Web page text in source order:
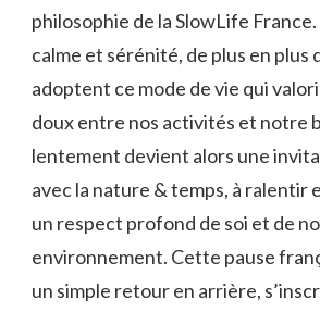
philosophie de la SlowLife
calme et sérénité, de plus en plus
adoptent ce mode de vie qui
doux entre nos activités et notre
lentement devient alors une
avec la nature & temps, à ralentir
un respect profond de soi et de
environnement. Cette pause
un simple retour en arrière,